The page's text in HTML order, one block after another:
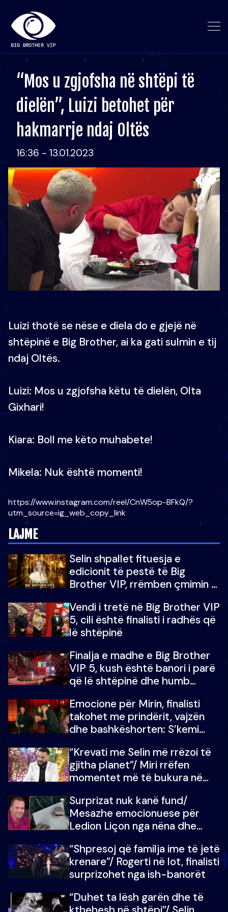
“Mos u zgjofsha në shtëpi të
dielën”, Luizi betohet për
hakmarrje ndaj Oltës
16:36 - 13.01.2023
Luizi thotë se nëse e diela do e gjejë në
shtëpinë e Big Brother, ai ka gati sulmin e tij
ndaj Oltës.
Luizi: Mos u zgjofsha këtu të dielën, Olta
Gixhari!
Kiara: Boll me këto muhabete!
Mikela: Nuk është momenti!
https://www.instagram.com/reel/CnW5op-BFkQ/?
utm_source=ig_web_copy_link
LAJME
Selin shpallet fituesja e
edicionit të pestë të Big
Brother VIP, rrëmben çmimin e
Vendi i tretë në Big Brother VIP
5, cili është finalisti i radhës që
lë shtëpinë
Finalja e madhe e Big Brother
VIP 5, kush është banori i parë
që lë shtëpinë dhe humb
çmimin e madh
Emocione për Mirin, finalisti
takohet me prindërit, vajzën
dhe bashkëshorten: S’kemi
“Krevati me Selin më rrëzoi të
gjitha planet”/ Miri rrëfen
momentet më të bukura në
mungojë zilja e mëngjesit kur…
Surprizat nuk kanë fund/
Mesazhe emocionuese për
Ledion Liçon nga nëna dhe
mban dot lotët: Nuk meritoj…
“Shpresoj që familja ime të jetë
krenare”/ Rogerti në lot, finalisti
surprizohet nga ish-banorët
“Duhet ta lësh garën dhe të